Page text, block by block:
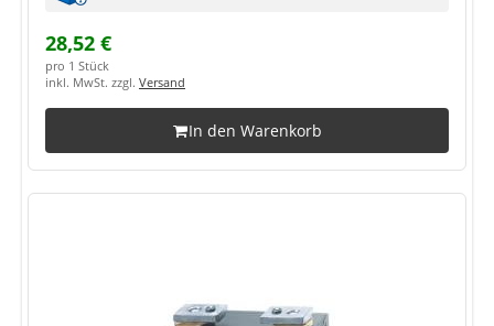
28,52 €
pro 1 Stück
inkl. MwSt. zzgl. Versand
In den Warenkorb